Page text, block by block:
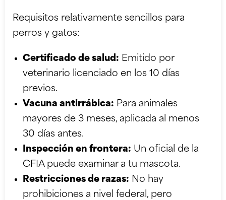
Requisitos relativamente sencillos para
perros y gatos:
Certificado de salud: Emitido por
veterinario licenciado en los 10 días
previos.
Vacuna antirrábica: Para animales
mayores de 3 meses, aplicada al menos
30 días antes.
Inspección en frontera: Un oficial de la
CFIA puede examinar a tu mascota.
Restricciones de razas: No hay
prohibiciones a nivel federal, pero